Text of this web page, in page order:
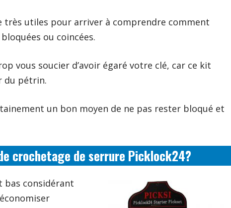
très utiles pour arriver à comprendre comment
ou coincées.
vous soucier d’avoir égaré votre clé, car ce kit
du pétrin.
un bon moyen de ne pas rester bloqué et
crochetage de serrure Picklock24?
bas considérant